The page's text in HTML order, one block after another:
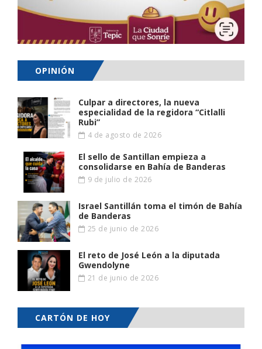
OPINIÓN
Culpar a directores, la nueva
especialidad de la regidora “Citlalli
Rubi”
4 de agosto de 2026
El sello de Santillan empieza a
consolidarse en Bahía de Banderas
9 de julio de 2026
Israel Santillán toma el timón de Bahía
de Banderas
25 de junio de 2026
El reto de José León a la diputada
Gwendolyne
21 de junio de 2026
CARTÓN DE HOY